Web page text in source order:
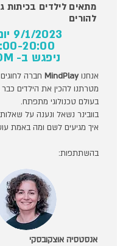
מתאים לילדים בכיתות
להורים
20:00
ניפגש ב- ZOOM
אנחנו MindPlay חברה לחוגים
מטרתנו להכין את הילדים כבר
בעולם טכנולוגי מתפתח.
בוובינר נשאל ונענה על
איך מגיעים לשם ומה באמת
בהשתתפות:
אנסטסיה אוצקובסקי